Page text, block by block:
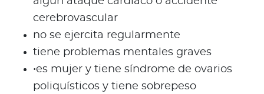
cerebrovascular
no se ejercita regularmente
tiene problemas mentales graves
•es mujer y tiene síndrome de ovarios
poliquísticos y tiene sobrepeso